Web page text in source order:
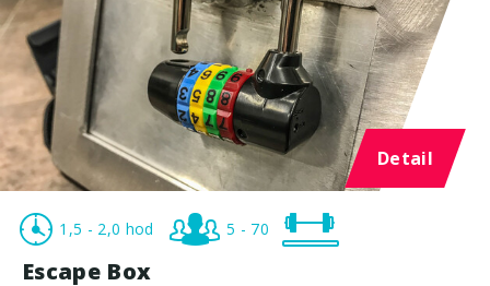
Detail
1,5 - 2,0 hod 5 - 70
Escape Box